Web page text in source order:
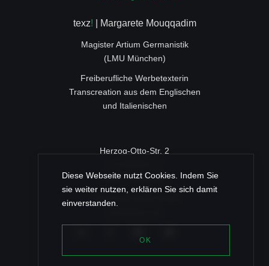
texz! | Margarete Mouqqadim
Magister Artium Germanistik
(LMU München)
Freiberufliche Werbetexterin
Transcreation aus dem Englischen
und Italienischen
Herzog-Otto-Str. 2
83022 Rosenheim
+49 (0) 80 31/46 35 96
Diese Webseite nutzt Cookies. Indem Sie
sie weiter nutzen, erklären Sie sich damit
einverstanden.
OK